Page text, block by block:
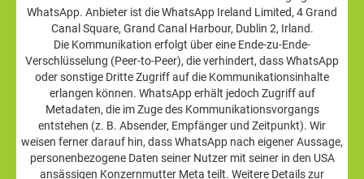
WhatsApp. Anbieter ist die WhatsApp Ireland Limited, 4 Grand
Canal Square, Grand Canal Harbour, Dublin 2, Irland.
Die Kommunikation erfolgt über eine Ende-zu-Ende-
Verschlüsselung (Peer-to-Peer), die verhindert, dass WhatsApp
oder sonstige Dritte Zugriff auf die Kommunikationsinhalte
erlangen können. WhatsApp erhält jedoch Zugriff auf
Metadaten, die im Zuge des Kommunikationsvorgangs
entstehen (z. B. Absender, Empfänger und Zeitpunkt). Wir
weisen ferner darauf hin, dass WhatsApp nach eigener Aussage,
personenbezogene Daten seiner Nutzer mit seiner in den USA
ansässigen Konzernmutter Meta teilt. Weitere Details zur